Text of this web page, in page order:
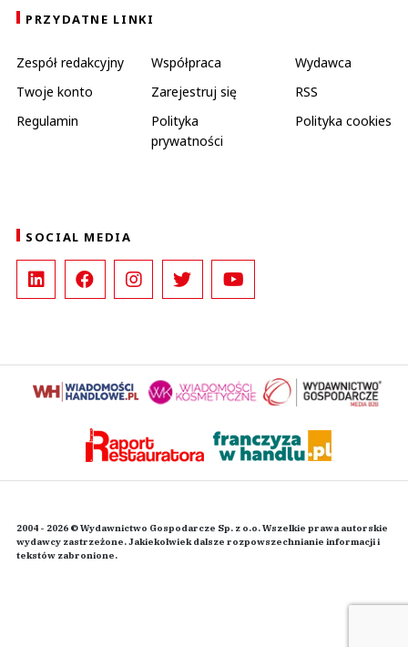
PRZYDATNE LINKI
Zespół redakcyjny Współpraca
Wydawca
Twoje konto
Zarejestruj się
RSS
Regulamin
Polityka
prywatności
Polityka cookies
SOCIAL MEDIA
2004 - 2026 © Wydawnictwo Gospodarcze Sp. z o.o. Wszelkie prawa autorskie
wydawcy zastrzeżone. Jakiekolwiek dalsze rozpowszechnianie informacji i
tekstów zabronione.